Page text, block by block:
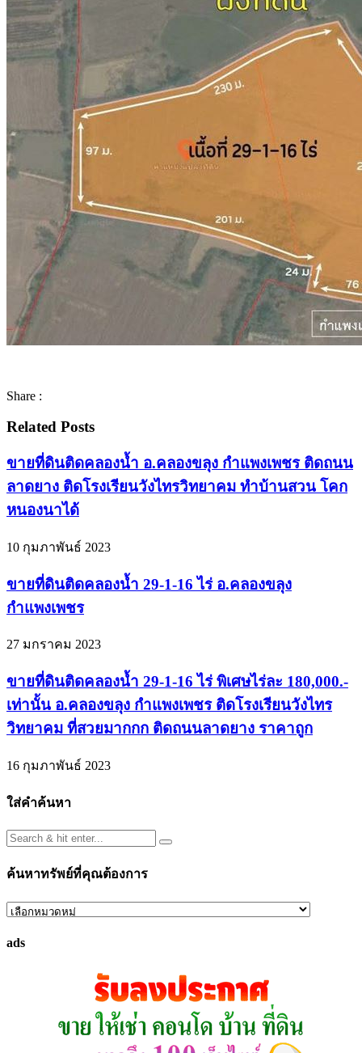
Share :
Related Posts
ขายที่ดินติดคลองน้ำ อ.คลองขลุง กำแพงเพชร ติดถนน
ลาดยาง ติดโรงเรียนวังไทรวิทยาคม ทำบ้านสวน โคก
หนองนาได้
10 กุมภาพันธ์ 2023
ขายที่ดินติดคลองน้ำ 29-1-16 ไร่ อ.คลองขลุง
กำแพงเพชร
27 มกราคม 2023
ขายที่ดินติดคลองน้ำ 29-1-16 ไร่ พิเศษไร่ละ 180,000.-
เท่านั้น อ.คลองขลุง กำแพงเพชร ติดโรงเรียนวังไทร
วิทยาคม ที่สวยมากกก ติดถนนลาดยาง ราคาถูก
16 กุมภาพันธ์ 2023
ใส่คำค้นหา
ค้นหาทรัพย์ที่คุณต้องการ
ค้นหา
ที่
ads